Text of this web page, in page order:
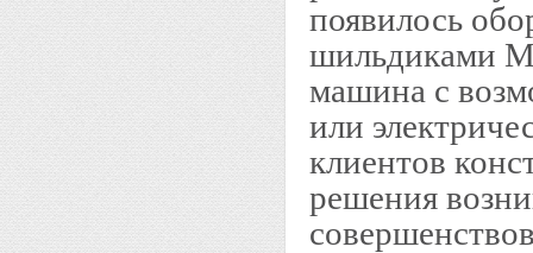
появилось
шильдиками
машина с
или
клиентов
решения